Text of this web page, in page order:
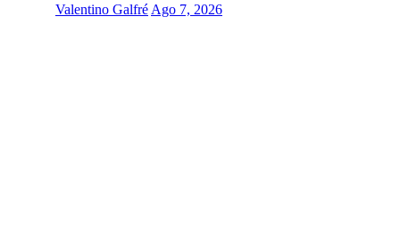
Valentino Galfré Ago 7, 2026